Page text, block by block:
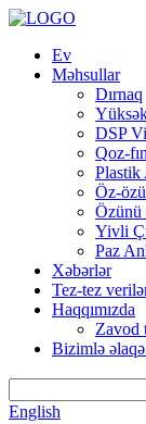
Ev
Məhsullar
Dırnaq
DSP
Qoz-
Plastik
Öz-
Özünü
Yivli
Paz
Xəbərlər
Tez-tez
Haqqımızda
Zavod
Bizimlə əlaqə
English